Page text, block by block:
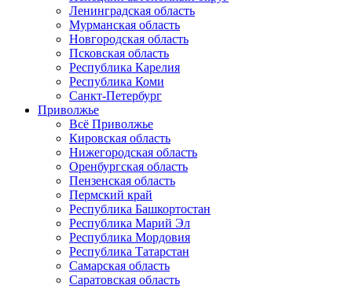
Ленинградская область
Мурманская область
Новгородская область
Псковская область
Республика Карелия
Республика Коми
Санкт-Петербург
Приволжье
Всё Приволжье
Кировская область
Нижегородская область
Оренбургская область
Пензенская область
Пермский край
Республика Башкортостан
Республика Марий Эл
Республика Мордовия
Республика Татарстан
Самарская область
Саратовская область